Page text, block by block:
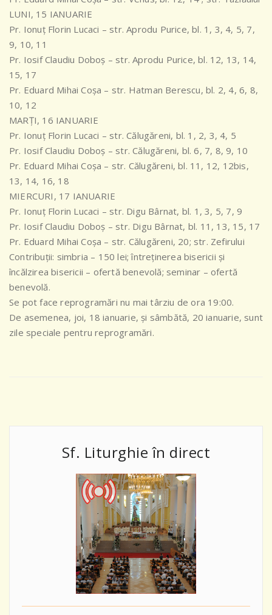
LUNI, 15 IANUARIE
Pr. Ionuț Florin Lucaci – str. Aprodu Purice, bl. 1, 3, 4, 5, 7,
9, 10, 11
Pr. Iosif Claudiu Doboș – str. Aprodu Purice, bl. 12, 13, 14,
15, 17
Pr. Eduard Mihai Coșa – str. Hatman Berescu, bl. 2, 4, 6, 8,
10, 12
MARȚI, 16 IANUARIE
Pr. Ionuț Florin Lucaci – str. Călugăreni, bl. 1, 2, 3, 4, 5
Pr. Iosif Claudiu Doboș – str. Călugăreni, bl. 6, 7, 8, 9, 10
Pr. Eduard Mihai Coșa – str. Călugăreni, bl. 11, 12, 12bis,
13, 14, 16, 18
MIERCURI, 17 IANUARIE
Pr. Ionuț Florin Lucaci – str. Digu Bârnat, bl. 1, 3, 5, 7, 9
Pr. Iosif Claudiu Doboș – str. Digu Bârnat, bl. 11, 13, 15, 17
Pr. Eduard Mihai Coșa – str. Călugăreni, 20; str. Zefirului
Contribuții: simbria – 150 lei; întreținerea bisericii și
încălzirea bisericii – ofertă benevolă; seminar – ofertă
benevolă.
Se pot face reprogramări nu mai târziu de ora 19:00.
De asemenea, joi, 18 ianuarie, și sâmbătă, 20 ianuarie, sunt
zile speciale pentru reprogramări.
Sf. Liturghie în direct